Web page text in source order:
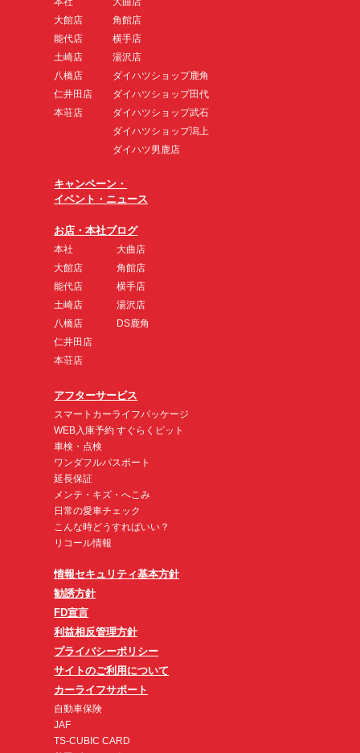
大館店
能代店
土崎店
八橋店
仁井田店
本荘店
角館店
横手店
湯沢店
ダイハツショップ鹿角
ダイハツショップ田代
ダイハツショップ武石
ダイハツショップ潟上
ダイハツ男鹿店
キャンペーン・
イベント・ニュース
お店・本社ブログ
本社
大館店
能代店
土崎店
八橋店
仁井田店
本荘店
大曲店
角館店
横手店
湯沢店
DS鹿角
アフターサービス
スマートカーライフパッケージ
WEB入庫予約 すぐらくピット
車検・点検
ワンダフルパスポート
延長保証
メンテ・キズ・へこみ
日常の愛車チェック
こんな時どうすればいい？
リコール情報
情報セキュリティ基本方針
勧誘方針
FD宣言
利益相反管理方針
プライバシーポリシー
サイトのご利用について
カーライフサポート
自動車保険
JAF
TS-CUBIC CARD